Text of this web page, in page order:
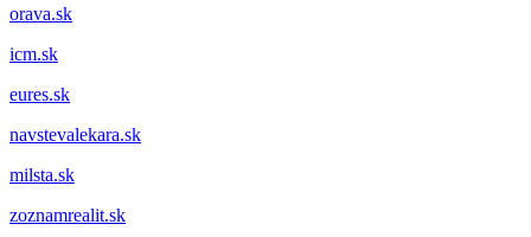
orava.sk
icm.sk
eures.sk
navstevalekara.sk
milsta.sk
zoznamrealit.sk